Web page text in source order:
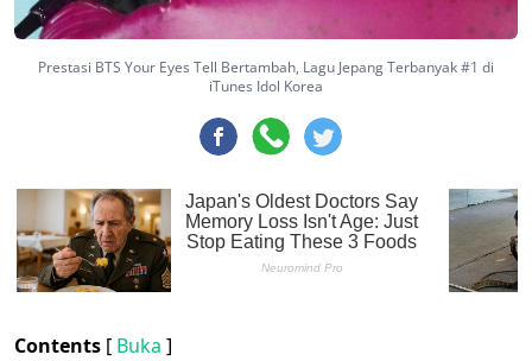
Prestasi BTS Your Eyes Tell Bertambah, Lagu Jepang Terbanyak #1 di
iTunes Idol Korea
Contents [ Buka ]